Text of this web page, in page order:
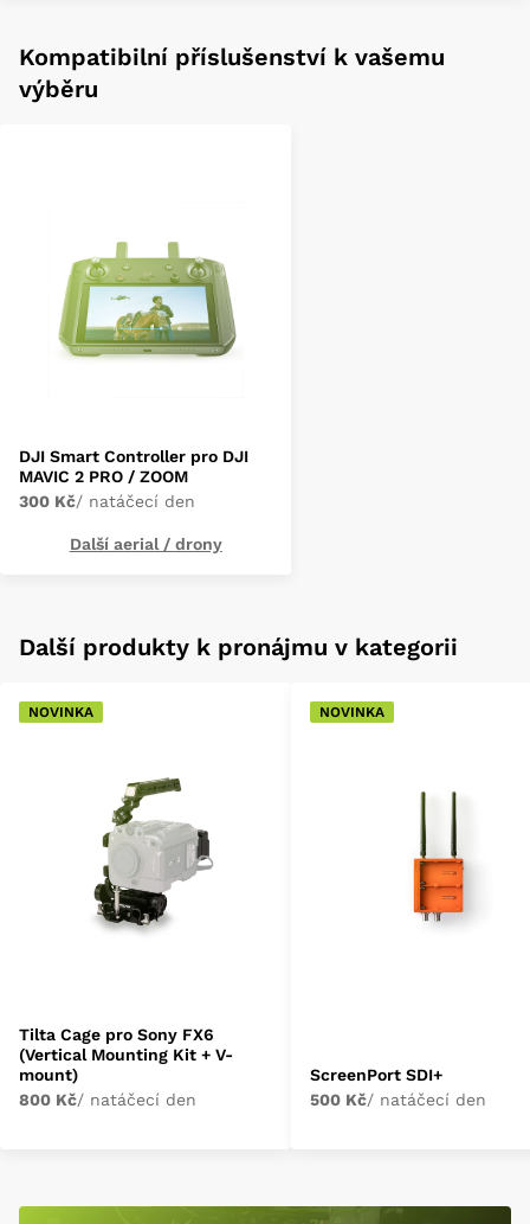
Kompatibilní příslušenství k vašemu
výběru
DJI Smart Controller pro DJI
MAVIC 2 PRO / ZOOM
300 Kč/ natáčecí den
Další aerial / drony
Další produkty k pronájmu v kategorii
NOVINKA
Tilta Cage pro Sony FX6
(Vertical Mounting Kit + V-
mount)
800 Kč/ natáčecí den
NOVINKA
ScreenPort SDI+
500 Kč/ natáčecí den